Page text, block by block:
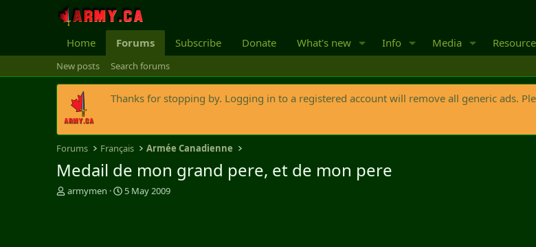
Home Forums Subscribe Donate What's new Info Media
New posts Search forums
Thanks for stopping by. Logging in to a registered account will remove all generic ads.
Forums Français Armée Canadienne
Medail de mon grand pere, et de mon pere
T
armymen
S
5 May 2009